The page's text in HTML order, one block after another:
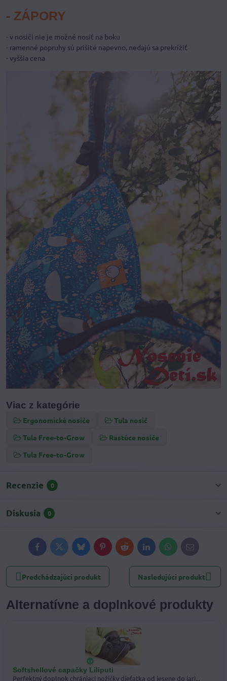
- ZÁPORY
- v nosiči nie je možné nosiť na boku
- ramenné popruhy sú prišité napevno, nedajú sa prekrížiť
- vyššia cena
Viac z kategórie
Ergonomické nosiče
Tula nosič
Tula Free-to-Grow
Rastúce nosiče
Tula Free-to-Grow
Recenzie 0
Diskusia 0
FacebookTwitterBlueskyPinterestRedditLinkedInWhatsApp
E-
mail
Predchádzajúci produkt Nasledujúci produkt
Alternatívne a doplnkové produkty
Softshellové capačky Liliputi
Perfektný doplnok chrániaci nožičky dieťatka od jesene do jari...